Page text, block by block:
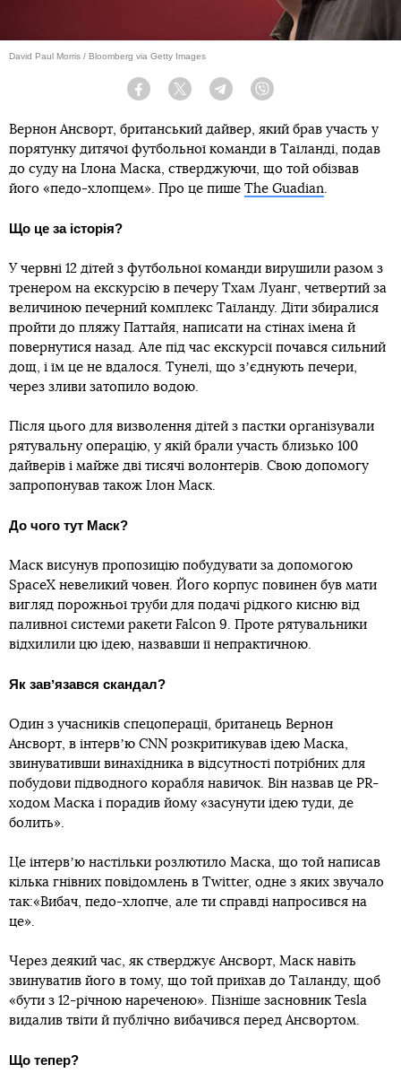
David Paul Morris / Bloomberg via Getty Images
Facebook Twitter Telegram
Вернон Ансворт, британський дайвер, який брав участь у
порятунку дитячої футбольної команди в Таїланді, подав
до суду на Ілона Маска, стверджуючи, що той обізвав
його «педо-хлопцем». Про це пише The Guadian.
Що це за історія?
У червні 12 дітей з футбольної команди вирушили разом з
тренером на екскурсію в печеру Тхам Луанг, четвертий за
величиною печерний комплекс Таїланду. Діти збиралися
пройти до пляжу Паттайя, написати на стінах імена й
повернутися назад. Але під час екскурсії почався сильний
дощ, і їм це не вдалося. Тунелі, що зʼєднують печери,
через зливи затопило водою.
Після цього для визволення дітей з пастки організували
рятувальну операцію, у якій брали участь близько 100
дайверів і майже дві тисячі волонтерів. Свою допомогу
запропонував також Ілон Маск.
До чого тут Маск?
Маск висунув пропозицію побудувати за допомогою
SpaceX невеликий човен. Його корпус повинен був мати
вигляд порожньої труби для подачі рідкого кисню від
паливної системи ракети Falcon 9. Проте рятувальники
відхилили цю ідею, назвавши її непрактичною.
Як завʼязався скандал?
Один з учасників спецоперації, британець Вернон
Ансворт, в інтервʼю СNN розкритикував ідею Маска,
звинувативши винахідника в відсутності потрібних для
побудови підводного корабля навичок. Він назвав це PR-
ходом Маска і порадив йому «засунути ідею туди, де
болить».
Це інтервʼю настільки розлютило Маска, що той написав
кілька гнівних повідомлень в Twitter, одне з яких звучало
так:«Вибач, педо-хлопче, але ти справді напросився на
це».
Через деякий час, як стверджує Ансворт, Маск навіть
звинуватив його в тому, що той приїхав до Таїланду, щоб
«бути з 12-річною нареченою». Пізніше засновник Tesla
видалив твіти й публічно вибачився перед Ансвортом.
Що тепер?